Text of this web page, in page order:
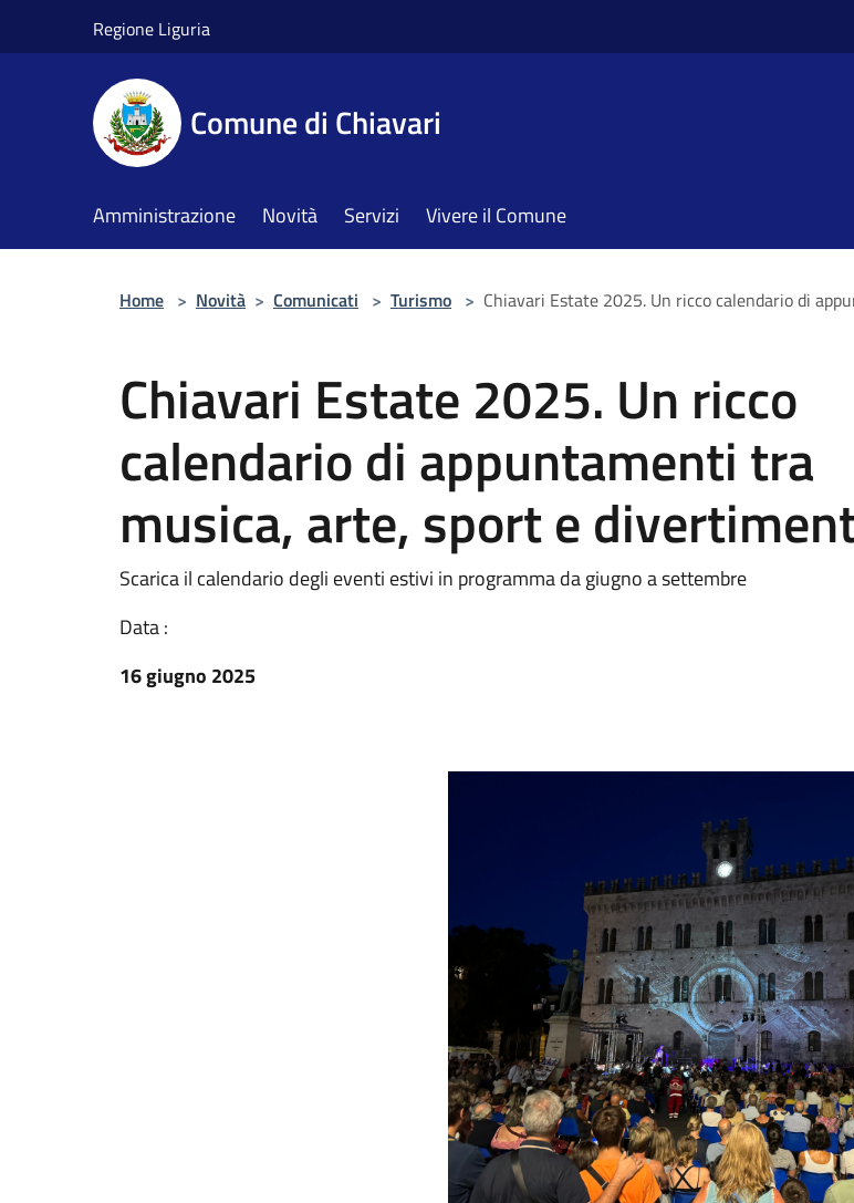
Regione Liguria
Comune di Chiavari
Amministrazione Novità Servizi Vivere il Comune
Home > Novità > Comunicati > Turismo > Chiavari Estate 2025. Un ricco calendario di
Chiavari Estate 2025. Un ricco
calendario di appuntamenti tra
musica, arte, sport e
Scarica il calendario degli eventi estivi in programma da giugno a settembre
Data :
16 giugno 2025